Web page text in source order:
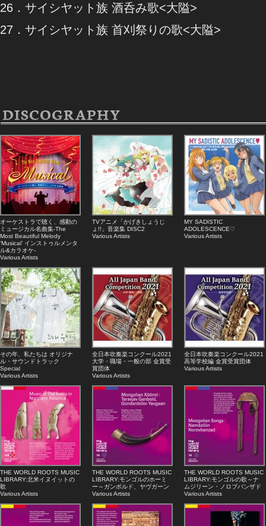
26．サイシヤット族 酒呑み歌<大隘>
27．サイシヤット族 首刈祭りの歌<大隘>
DISCOGRAPHY
オーケストラで聴く、感動の
ミュージカル名曲集-The
Most Beautiful Melody
‘Musical’ インストゥルメンタ
ル&カラオケ-
Various Artists
TVアニメ「かげきしょうじ
ょ!!」音楽集 DISC2
Various Artists
MY SADISTIC
ADOLESCENCE♡
Various Artists
その年、私たちは オリジナ
ル・サウンドトラック
Special
Various Artists
全日本吹奏楽コンクール2021
大学・職場・一般の部 金賞受
賞団体
Various Artists
全日本吹奏楽コンクール2021
高等学校編 金賞受賞団体
Various Artists
THE WORLD ROOTS MUSIC
LIBRARY:北米イヌイットの
歌
Various Artists
THE WORLD ROOTS MUSIC
LIBRARY:モンゴルのホーミ
ー～ガンボルド、ヤヴガーン
Various Artists
THE WORLD ROOTS MUSIC
LIBRARY:モンゴルの歌～ナ
ムジリーン・ノロブバンザド
Various Artists